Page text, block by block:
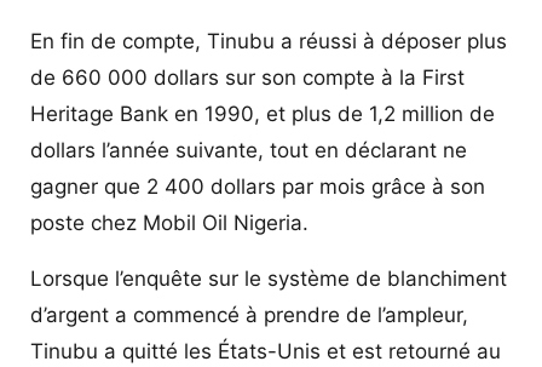
En fin de compte, Tinubu a réussi à déposer plus
de 660 000 dollars sur son compte à la First
Heritage Bank en 1990, et plus de 1,2 million de
dollars l’année suivante, tout en déclarant ne
gagner que 2 400 dollars par mois grâce à son
poste chez Mobil Oil Nigeria.
Lorsque l’enquête sur le système de blanchiment
d’argent a commencé à prendre de l’ampleur,
Tinubu a quitté les États-Unis et est retourné au